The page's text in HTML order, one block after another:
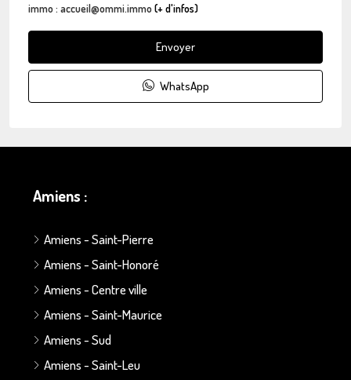
immo : accueil@ommi.immo(+ d'infos)
Envoyer
WhatsApp
Amiens :
Amiens - Saint-Pierre
Amiens - Saint-Honoré
Amiens - Centre ville
Amiens - Saint-Maurice
Amiens - Sud
Amiens - Saint-Leu